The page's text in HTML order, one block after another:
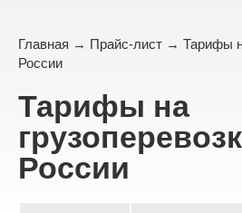
Главная → Прайс-лист → Тарифы
России
Тарифы на
России